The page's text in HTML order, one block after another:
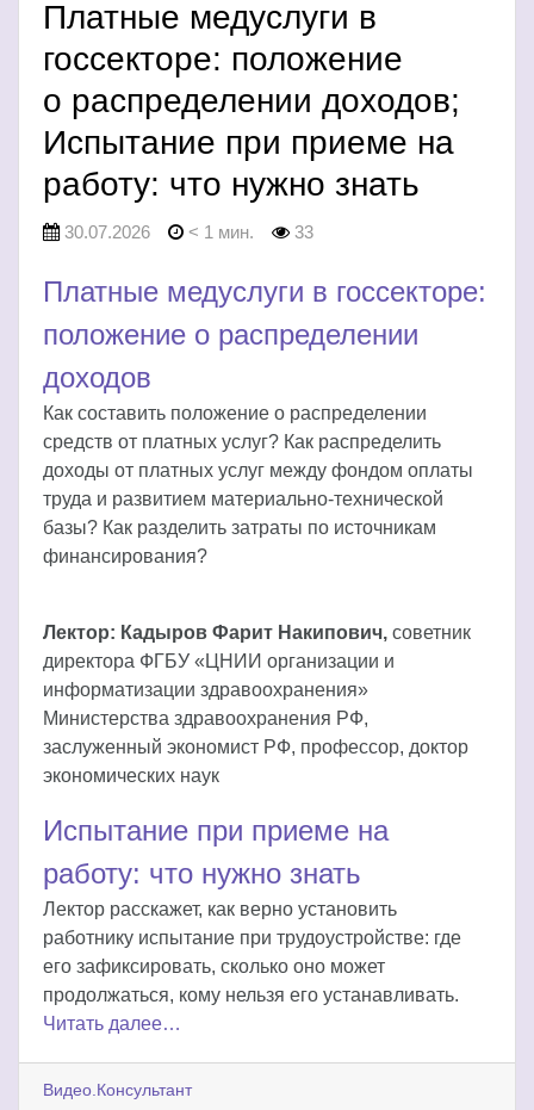
Платные медуслуги в
госсекторе: положение
о распределении доходов;
Испытание при приеме на
работу: что нужно знать
30.07.2026 < 1 мин. 33
Платные медуслуги в госсекторе:
положение о распределении
доходов
Как составить положение о распределении
средств от платных услуг? Как распределить
доходы от платных услуг между фондом оплаты
труда и развитием материально-технической
базы? Как разделить затраты по источникам
финансирования?
Лектор: Кадыров Фарит Накипович, советник
директора ФГБУ «ЦНИИ организации и
информатизации здравоохранения»
Министерства здравоохранения РФ,
заслуженный экономист РФ, профессор, доктор
экономических наук
Испытание при приеме на
работу: что нужно знать
Лектор расскажет, как верно установить
работнику испытание при трудоустройстве: где
его зафиксировать, сколько оно может
продолжаться, кому нельзя его устанавливать.
Читать далее…
Видео.Консультант